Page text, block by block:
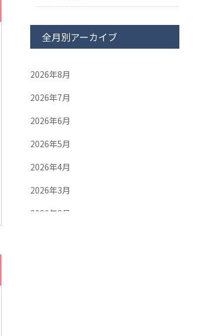
全月別アーカイブ
2026年8月
2026年7月
2026年6月
2026年5月
2026年4月
2026年3月
2026年2月